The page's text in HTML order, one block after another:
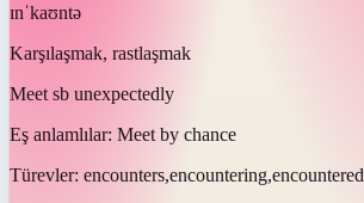
ɪnˈkaʊntə
Karşılaşmak, rastlaşmak
Meet sb unexpectedly
Eş anlamlılar: Meet by chance
Türevler: encounters,encountering,encountered